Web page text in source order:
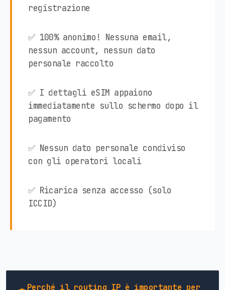
registrazione
✅ 100% anonimo! Nessuna email,
nessun account, nessun dato
personale raccolto
✅ I dettagli eSIM appaiono
immediatamente sullo schermo dopo il
pagamento
✅ Nessun dato personale condiviso
con gli operatori locali
✅ Ricarica senza accesso (solo
ICCID)
Perché il routing IP è importante per